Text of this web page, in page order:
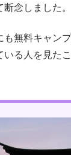
念しました。
も無料キャン
いる人を見た